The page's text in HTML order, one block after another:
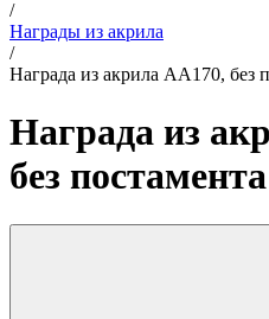
/
Награды из акрила
/
Награда из акрила AA170, без
Награда из
без постамента